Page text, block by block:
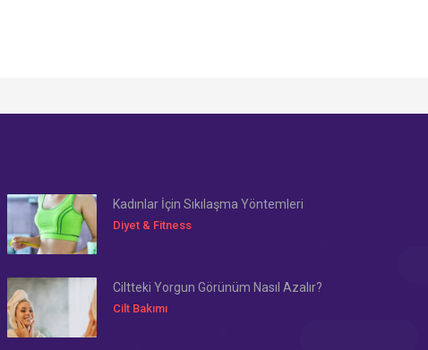
Kadınlar İçin Sıkılaşma Yöntemleri
Diyet & Fitness
Ciltteki Yorgun Görünüm Nasıl Azalır?
Cilt Bakımı